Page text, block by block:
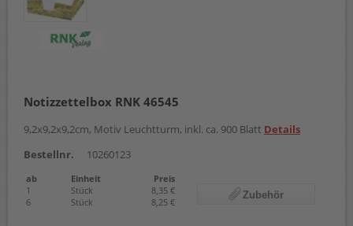
Notizzettelbox RNK 46545
9,2x9,2x9,2cm, Motiv Leuchtturm, inkl. ca. 900 Blatt Details
Bestellnr.
10260123
ab Einheit
Preis
1
Stück
8,35 €
6
Stück 8,25 €
Zubehör